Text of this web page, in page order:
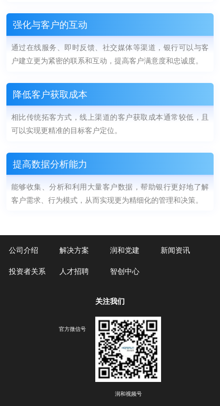
强化与客户的互动
通过在线服务、即时反馈、社交媒体等渠道，银行可以与客
户建立更为紧密的联系和互动，提高客户满意度和忠诚度。
降低客户获取成本
相比传统拓客方式，线上渠道的客户获取成本通常较低，且
可以实现更精准的目标客户定位。
提高数据分析能力
能够收集、分析和利用大量客户数据，帮助银行更好地了解
客户需求、行为模式，从而实现更为精细化的管理和决策。
公司介绍 解决方案 润和党建
新闻资讯
投资者关系
人才招聘 智创中心
关注我们
官方微信号
润和视频号